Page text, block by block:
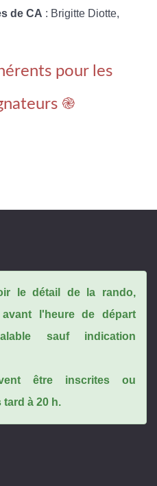
de CA : Brigitte Diotte,
pour les
֎
le détail de la rando,
l'heure de départ
sauf indication
être inscrites ou
à 20 h.